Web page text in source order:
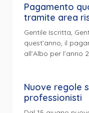
Pagamento
tramite area
Gentile Iscritta,
quest’anno, il
all’Albo per
Nuove regole
professionisti